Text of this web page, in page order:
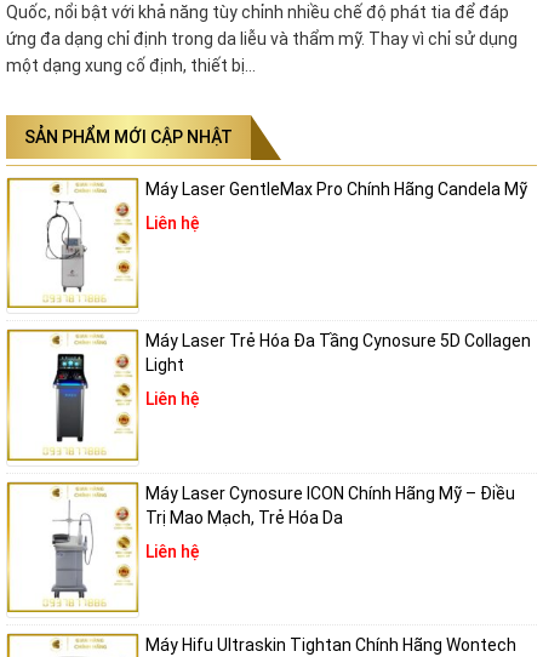
Quốc, nổi bật với khả năng tùy chỉnh nhiều chế độ phát tia để đáp
ứng đa dạng chỉ định trong da liễu và thẩm mỹ. Thay vì chỉ sử dụng
một dạng xung cố định, thiết bị…
SẢN PHẨM MỚI CẬP NHẬT
Máy Laser GentleMax Pro Chính Hãng Candela Mỹ
Liên hệ
Máy Laser Trẻ Hóa Đa Tầng Cynosure 5D Collagen
Light
Liên hệ
Máy Laser Cynosure ICON Chính Hãng Mỹ – Điều
Trị Mao Mạch, Trẻ Hóa Da
Liên hệ
Máy Hifu Ultraskin Tightan Chính Hãng Wontech